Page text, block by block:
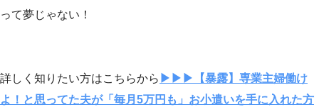
って夢じゃない！
詳しく知りたい方はこちらから ▶▶▶【暴露】専業主婦働け
よ！と思ってた夫が「毎月5万円も」お小遣いを手に入れた方